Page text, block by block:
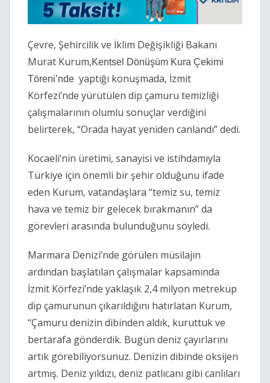
Çevre, Şehircilik ve İklim Değişikliği Bakanı
Murat Kurum,Kentsel Dönüşüm Kura Çekimi
Töreni’nde yaptığı konuşmada, İzmit
Körfezi’nde yürütülen dip çamuru temizliği
çalışmalarının olumlu sonuçlar verdiğini
belirterek, “Orada hayat yeniden canlandı” dedi.
Kocaeli’nin üretimi, sanayisi ve istihdamıyla
Türkiye için önemli bir şehir olduğunu ifade
eden Kurum, vatandaşlara “temiz su, temiz
hava ve temiz bir gelecek bırakmanın” da
görevleri arasında bulunduğunu söyledi.
Marmara Denizi’nde görülen müsilajın
ardından başlatılan çalışmalar kapsamında
İzmit Körfezi’nde yaklaşık 2,4 milyon metreküp
dip çamurunun çıkarıldığını hatırlatan Kurum,
“Çamuru denizin dibinden aldık, kuruttuk ve
bertarafa gönderdik. Bugün deniz çayırlarını
artık görebiliyorsunuz. Denizin dibinde oksijen
artmış. Deniz yıldızı, deniz patlıcanı gibi canlıları